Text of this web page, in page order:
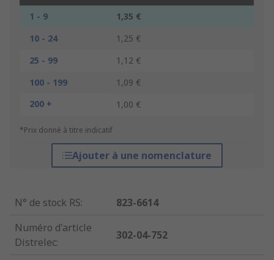
1 - 9
1,35 €
10 - 24
1,25 €
25 - 99
1,12 €
100 - 199
1,09 €
200 +
1,00 €
*Prix donné à titre indicatif
Ajouter à une nomenclature
N° de stock RS:
823-6614
Numéro d'article
Distrelec:
302-04-752